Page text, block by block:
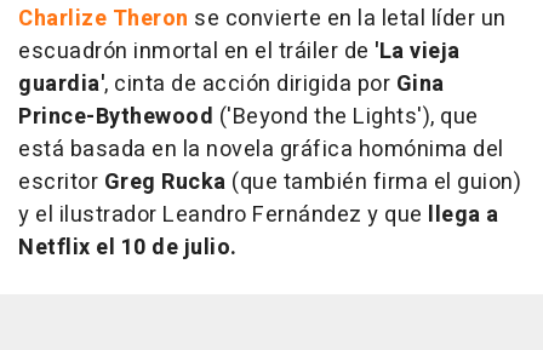
Charlize Theron se convierte en la letal líder un
escuadrón inmortal en el tráiler de 'La vieja
guardia', cinta de acción dirigida por Gina
Prince-Bythewood ('Beyond the Lights'), que
está basada en la novela gráfica homónima del
escritor Greg Rucka (que también firma el guion)
y el ilustrador Leandro Fernández y que llega a
Netflix el 10 de julio.